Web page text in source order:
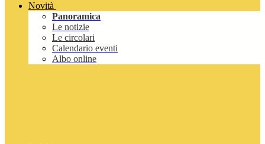
Novità
Panoramica
Le notizie
Le circolari
Calendario eventi
Albo online